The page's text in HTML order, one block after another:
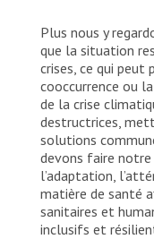
Plus nous y
que la situation
crises, ce qui peut
cooccurrence ou
de la crise
destructrices,
solutions
devons faire notre
l’adaptation,
matière de santé
sanitaires et
inclusifs et